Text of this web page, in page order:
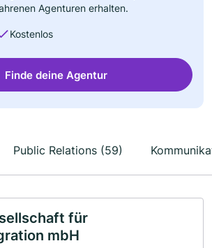
Agenturen erhalten.
Kostenlos
Finde deine Agentur
Public Relations (59)
für
mbH